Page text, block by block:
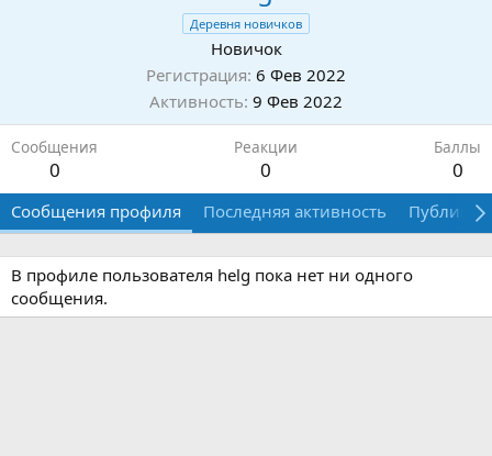
Деревня новичков
Новичок
Регистрация 6 Фев 2022
Активность 9 Фев 2022
Сообщения
0
Реакции
0
Баллы
0
Сообщения профиля Последняя активность
В профиле пользователя helg пока нет ни одного
сообщения.